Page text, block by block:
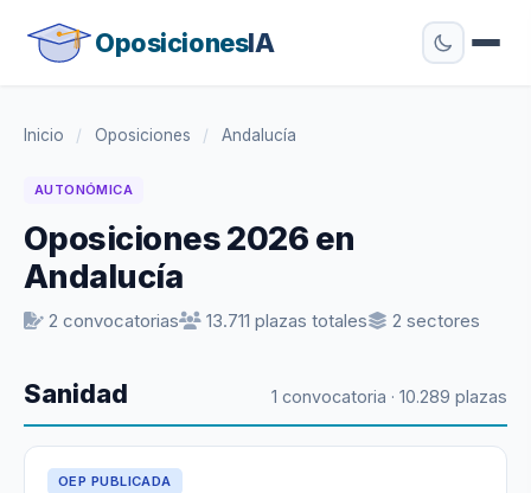
OposicionesIA
Inicio / Oposiciones / Andalucía
AUTONÓMICA
Oposiciones 2026 en
Andalucía
2 convocatorias 13.711 plazas totales 2 sectores
Sanidad 1 convocatoria · 10.289 plazas
OEP PUBLICADA